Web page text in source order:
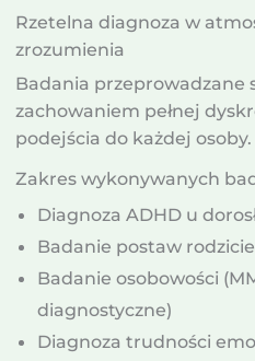
Rzetelna diagnoza w
zrozumienia
Badania przeprowadzane
zachowaniem pełnej
podejścia do każdej osoby.
Zakres wykonywanych
Diagnoza ADHD u
Badanie postaw
Badanie osobowości
diagnostyczne)
Diagnoza trudności